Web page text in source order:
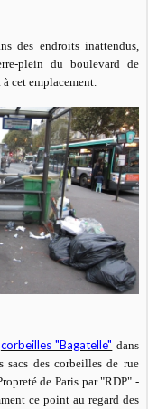
des endroits inattendus,
plein du boulevard de
à cet emplacement.
corbeilles "Bagatelle" dans
sacs des corbeilles de rue
de Paris par "RDP" -
ce point au regard des